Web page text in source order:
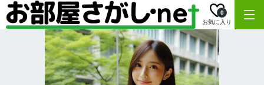
お気に入り
0